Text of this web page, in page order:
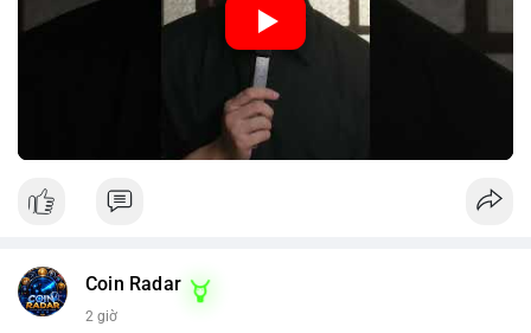
hiệu tích cực, nhưng Funding Rate thấp và tâm lý Fear cho thấy
chưa có động lực tăng giá mạnh. Nhà đầu tư nên thận trọng,
tránh sử dụng đòn bẩy cao. Với Vlike Market Index ở mức
42/100, chiến lược hợp lý là quan sát và chờ đợi tín hiệu rõ
ràng hơn. Nếu BTC giữ được vùng hỗ trợ hiện tại và Fear &
Greed Index phục hồi lên trên 40, có thể xem xét mua dần.
#vlikemarketindex42
Coin Radar
2 giờ